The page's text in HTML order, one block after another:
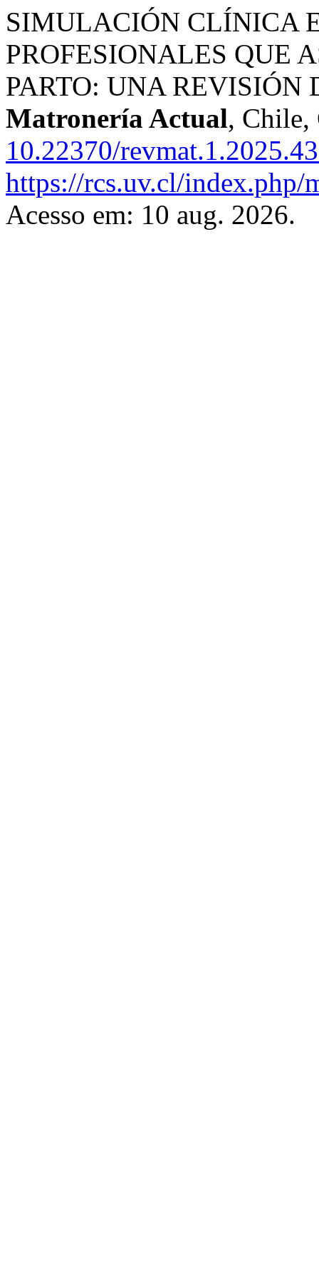
SIMULACIÓN CLÍNICA
PROFESIONALES QUE
PARTO: UNA
Matronería Actual, Chile,
10.22370/
https://rcs.uv.cl/index.php/
Acesso em: 10 aug. 2026.